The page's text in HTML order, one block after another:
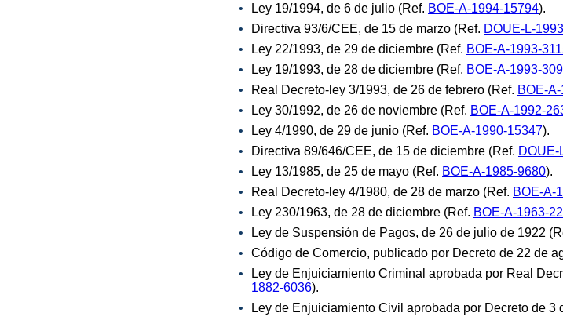
Ley 19/1994, de 6 de julio (Ref. BOE-A-1994-15794).
Directiva 93/6/CEE, de 15 de marzo (Ref. DOUE-L-
Ley 22/1993, de 29 de diciembre (Ref. BOE-A-1993-
Ley 19/1993, de 28 de diciembre (Ref. BOE-A-1993-
Real Decreto-ley 3/1993, de 26 de febrero (Ref. BOE-
Ley 30/1992, de 26 de noviembre (Ref. BOE-A-1992-
Ley 4/1990, de 29 de junio (Ref. BOE-A-1990-15347).
Directiva 89/646/CEE, de 15 de diciembre (Ref. DOUE-
Ley 13/1985, de 25 de mayo (Ref. BOE-A-1985-9680).
Real Decreto-ley 4/1980, de 28 de marzo (Ref. BOE-A-
Ley 230/1963, de 28 de diciembre (Ref. BOE-A-1963-
Ley de Suspensión de Pagos, de 26 de julio de 1922
Código de Comercio, publicado por Decreto de 22 de
Ley de Enjuiciamiento Criminal aprobada por Real
1882-6036).
Ley de Enjuiciamiento Civil aprobada por Decreto de 3